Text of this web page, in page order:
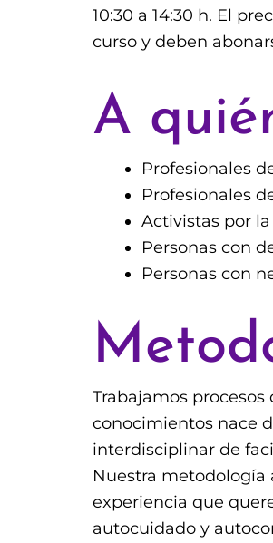
10:30 a 14:30 h. El
curso y deben
A
Profesionales
Profesionales
Activistas por
Personas con
Personas con
Trabajamos
conocimientos nace
interdisciplinar de
Nuestra metodología
experiencia que
autocuidado y